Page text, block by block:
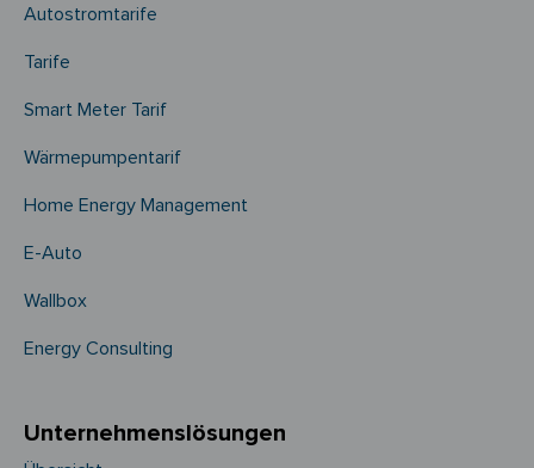
Autostromtarife
Tarife
Smart Meter Tarif
Wärmepumpentarif
Home Energy Management
E-Auto
Wallbox
Energy Consulting
Unternehmens­­lösungen